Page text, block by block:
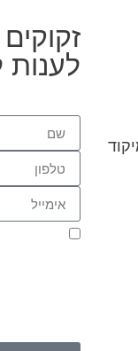
מיקוד